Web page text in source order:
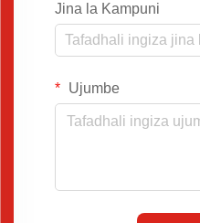
Jina la Kampuni
Ujumbe